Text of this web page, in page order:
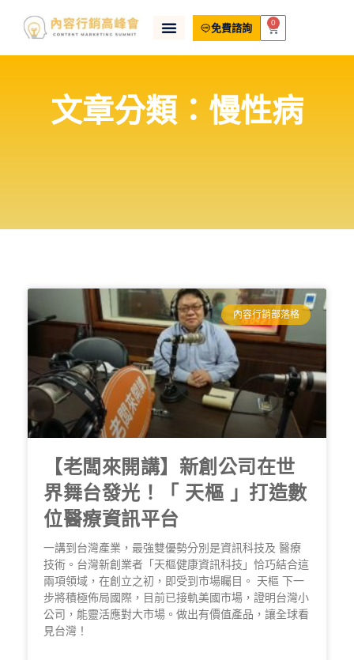
免費諮詢 0
文章分類：慢性病
內容行銷部落格
【老闆來開講】新創公司在世
界舞台發光！「 天樞 」打造數
位醫療資訊平台
一講到台灣產業，最強雙優勢分別是資訊科技及 醫療
技術。台灣新創業者「天樞健康資訊科技」恰巧結合這
兩項領域，在創立之初，即受到市場矚目。 天樞 下一
步將積極佈局國際，目前已接軌美國市場，證明台灣小
公司，能靈活應對大市場。做出有價值產品，讓全球看
見台灣！